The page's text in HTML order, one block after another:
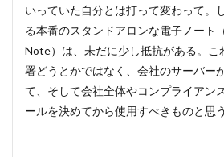
いっていた自分とは打って変わって。
る本番のスタンドアロンな電子ノート
Note）は、未だに少し抵抗がある。こ
署どうとかではなく、会社のサーバー
て、そして会社全体やコンプライアン
ールを決めてから使用すべきものと思う